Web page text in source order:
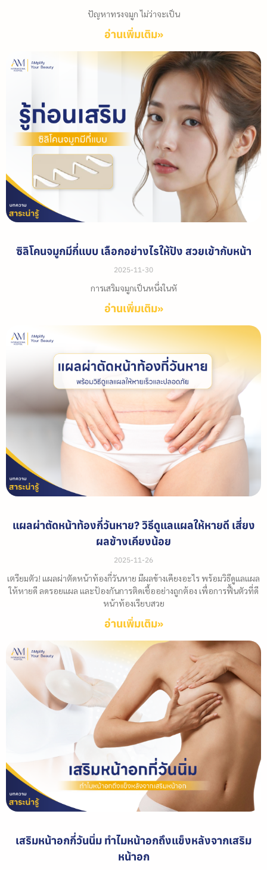
ปัญหาทรงจมูก ไม่ว่าจะเป็น
อ่านเพิ่มเติม»
ซิลิโคนจมูกมีกี่แบบ เลือกอย่างไรให้ปัง สวยเข้ากับหน้า
2025-11-30
การเสริมจมูกเป็นหนึ่งในหั
อ่านเพิ่มเติม»
แผลผ่าตัดหน้าท้องกี่วันหาย? วิธีดูแลแผลให้หายดี เสี่ยง
ผลข้างเคียงน้อย
2025-11-26
เตรียมตัว! แผลผ่าตัดหน้าท้องกี่วันหาย มีผลข้างเคียงอะไร พร้อมวิธีดูแลแผล
ให้หายดี ลดรอยแผล และป้องกันการติดเชื้ออย่างถูกต้อง เพื่อการฟื้นตัวที่ดี
หน้าท้องเรียบสวย
อ่านเพิ่มเติม»
เสริมหน้าอกกี่วันนิ่ม ทำไมหน้าอกถึงแข็งหลังจากเสริม
หน้าอก